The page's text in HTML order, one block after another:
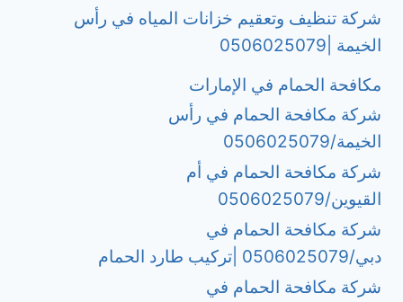
شركة تنظيف وتعقيم خزانات المياه في رأس
الخيمة |0506025079
مكافحة الحمام في الإمارات
شركة مكافحة الحمام في رأس
الخيمة/0506025079
شركة مكافحة الحمام في أم
القيوين/0506025079
شركة مكافحة الحمام في
دبي/0506025079 |تركيب طارد الحمام
شركة مكافحة الحمام في